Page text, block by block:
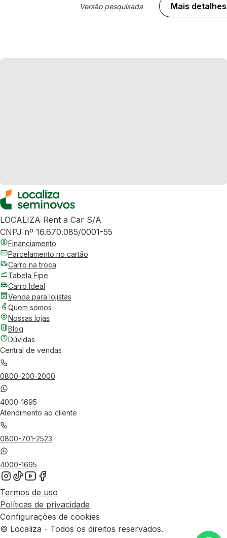
Versão pesquisada Mais detalhes
LOCALIZA Rent a Car S/A
CNPJ nº 16.670.085/0001-55
Financiamento
Parcelamento no cartão
Carro na troca
Tabela Fipe
Carro Ideal
Venda para lojistas
Quem somos
Nossas lojas
Blog
Dúvidas
Central de vendas
0800-200-2000
4000-1695
Atendimento ao cliente
0800-701-2523
4000-1695
Termos de uso
Políticas de privacidade
Configurações de cookies
© Localiza - Todos os direitos reservados.